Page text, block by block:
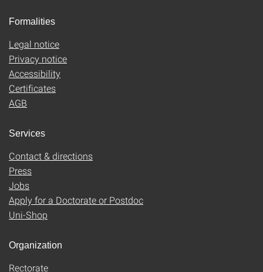
Formalities
Legal notice
Privacy notice
Accessibility
Certificates
AGB
Services
Contact & directions
Press
Jobs
Apply for a Doctorate or Postdoc
Uni-Shop
Organization
Rectorate